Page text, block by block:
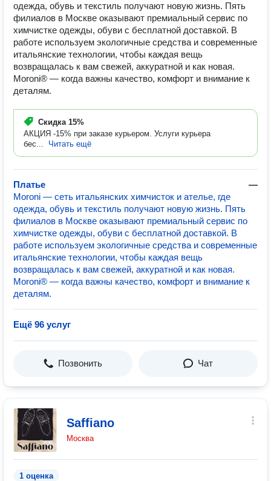
одежда, обувь и текстиль получают новую жизнь. Пять
филиалов в Москве оказывают премиальный сервис по
химчистке одежды, обуви с бесплатной доставкой. В
работе используем экологичные средства и современные
итальянские технологии, чтобы каждая вещь
возвращалась к вам свежей, аккуратной и как новая.
Moroni® — когда важны качество, комфорт и внимание к
деталям.
Скидка 15%
АКЦИЯ -15% при заказе курьером. Услуги курьера
бес...
Читать ещё
Платье
—
Moroni — сеть итальянских химчисток и ателье, где
одежда, обувь и текстиль получают новую жизнь. Пять
филиалов в Москве оказывают премиальный сервис по
химчистке одежды, обуви с бесплатной доставкой. В
работе используем экологичные средства и современные
итальянские технологии, чтобы каждая вещь
возвращалась к вам свежей, аккуратной и как новая.
Moroni® — когда важны качество, комфорт и внимание к
деталям.
Ещё 96 услуг
Позвонить Чат
Saffiano
Москва
1 оценка